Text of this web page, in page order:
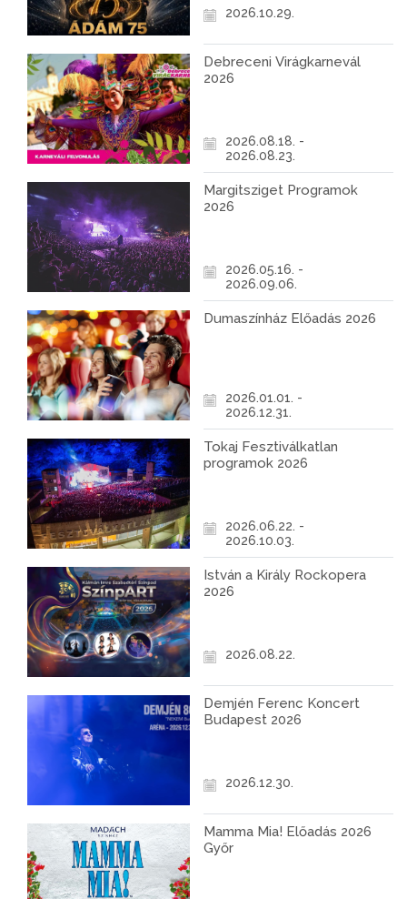
2026.10.29.
Debreceni Virágkarnevál
2026
2026.08.18. -
2026.08.23.
Margitsziget Programok
2026
2026.05.16. -
2026.09.06.
Dumaszínház Előadás 2026
2026.01.01. -
2026.12.31.
Tokaj Fesztiválkatlan
programok 2026
2026.06.22. -
2026.10.03.
István a Király Rockopera
2026
2026.08.22.
Demjén Ferenc Koncert
Budapest 2026
2026.12.30.
Mamma Mia! Előadás 2026
Győr